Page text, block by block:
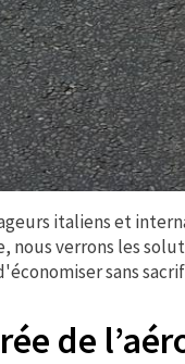
italiens et
verrons les
sans
de